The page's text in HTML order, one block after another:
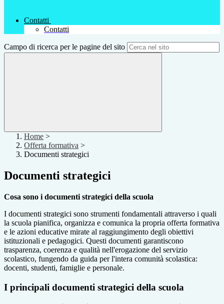
Contatti
Contatti
Campo di ricerca per le pagine del sito
Home >
Offerta formativa >
Documenti strategici
Documenti strategici
Cosa sono i documenti strategici della scuola
I documenti strategici sono strumenti fondamentali attraverso i quali
la scuola pianifica, organizza e comunica la propria offerta formativa
e le azioni educative mirate al raggiungimento degli obiettivi
istituzionali e pedagogici. Questi documenti garantiscono
trasparenza, coerenza e qualità nell'erogazione del servizio
scolastico, fungendo da guida per l'intera comunità scolastica:
docenti, studenti, famiglie e personale.
I principali documenti strategici della scuola